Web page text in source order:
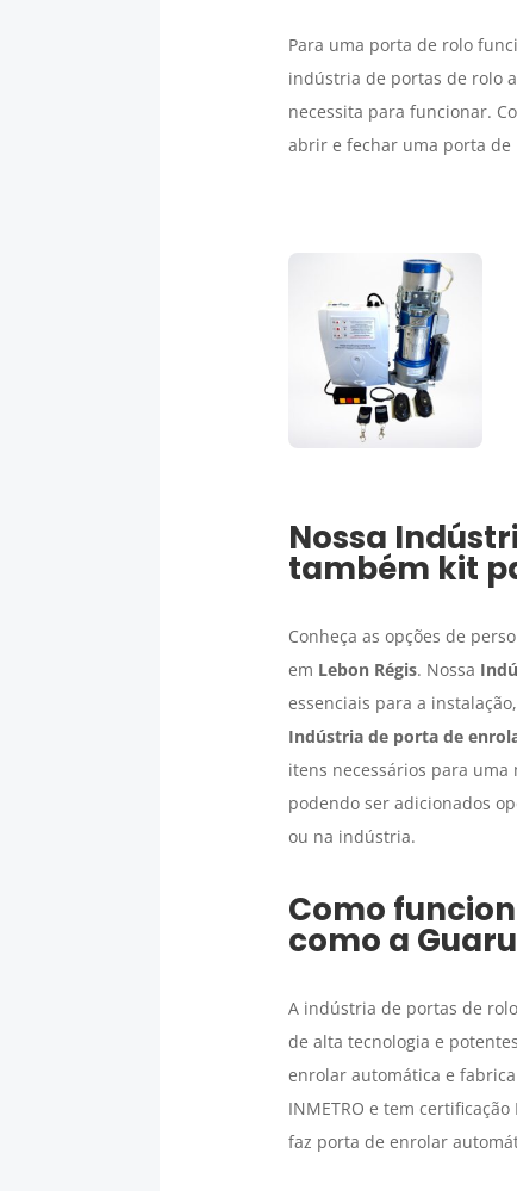
Para uma porta de rolo
indústria de portas de rolo
necessita para funcionar.
abrir e fechar uma porta de
Nossa
também kit
Conheça as opções de
em Lebon Régis. Nossa
essenciais para a
Indústria de porta de
itens necessários para
podendo ser adicionados
ou na indústria.
Como
como a
A indústria de portas de
de alta tecnologia e
enrolar automática e
INMETRO e tem
faz porta de enrolar